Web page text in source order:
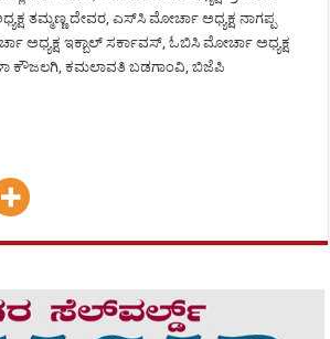
ತಮ್ಮಣ್ಣ ದೇವರ, ಎಸ್‍ಸಿ ಮೋರ್ಚಾ ಅಧ್ಯಕ್ಷ ನಾಗಪ್ಪ
ಅಧ್ಯಕ್ಷ ಇಕ್ಬಾಲ್ ಸರ್ಕಾವಸ್, ಓಬಿಸಿ ಮೋರ್ಚಾ ಅಧ್ಯಕ್ಷ
ಕೌಜಲಗಿ, ಕಮಲಾವತಿ ಬಡಗಾಂವಿ, ಬಿಜೆಪಿ